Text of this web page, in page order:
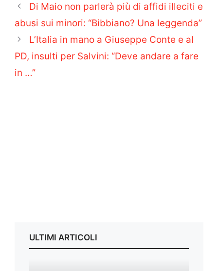
Di Maio non parlerà più di affidi illeciti e
abusi sui minori: “Bibbiano? Una leggenda”
L’Italia in mano a Giuseppe Conte e al
PD, insulti per Salvini: “Deve andare a fare
in …”
ULTIMI ARTICOLI